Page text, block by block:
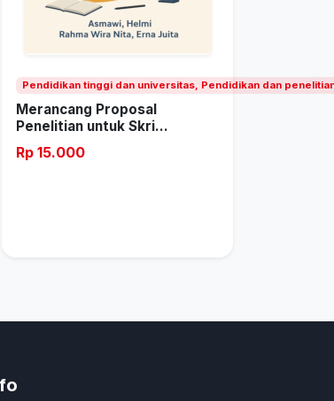
Pendidikan tinggi dan universitas, Pendidikan dan
Merancang Proposal
Penelitian untuk Skri...
Rp 15.000